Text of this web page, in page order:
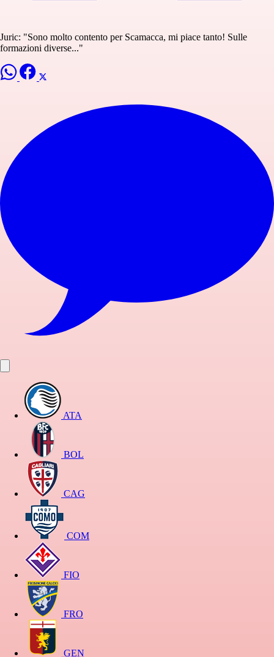
Juric: "Sono molto contento per Scamacca, mi piace tanto! Sulle
formazioni diverse..."
ATA
BOL
CAG
COM
FIO
FRO
GEN